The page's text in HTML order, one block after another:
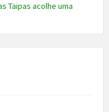
Taipas acolhe uma